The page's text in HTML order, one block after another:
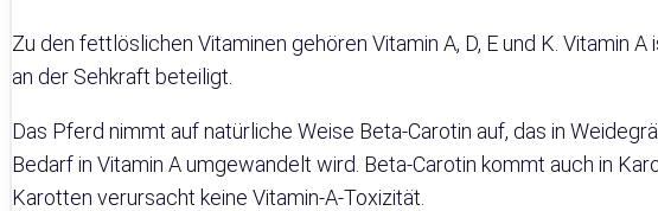
Zu den fettlöslichen Vitaminen gehören Vitamin A, D, E und K. Vitamin
an der Sehkraft beteiligt.
Das Pferd nimmt auf natürliche Weise Beta-Carotin auf, das in
Bedarf in Vitamin A umgewandelt wird. Beta-Carotin kommt auch in
Karotten verursacht keine Vitamin-A-Toxizität.